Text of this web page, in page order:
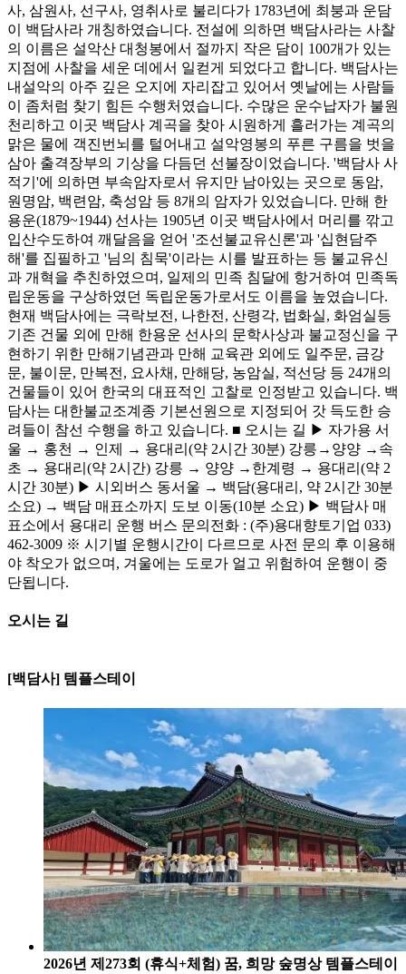
사, 삼원사, 선구사, 영취사로 불리다가 1783년에 최붕과 운담
이 백담사라 개칭하였습니다. 전설에 의하면 백담사라는 사찰
의 이름은 설악산 대청봉에서 절까지 작은 담이 100개가 있는
지점에 사찰을 세운 데에서 일컫게 되었다고 합니다. 백담사는
내설악의 아주 깊은 오지에 자리잡고 있어서 옛날에는 사람들
이 좀처럼 찾기 힘든 수행처였습니다. 수많은 운수납자가 불원
천리하고 이곳 백담사 계곡을 찾아 시원하게 흘러가는 계곡의
맑은 물에 객진번뇌를 털어내고 설악영봉의 푸른 구름을 벗을
삼아 출격장부의 기상을 다듬던 선불장이었습니다. '백담사 사
적기'에 의하면 부속암자로서 유지만 남아있는 곳으로 동암,
원명암, 백련암, 축성암 등 8개의 암자가 있었습니다. 만해 한
용운(1879~1944) 선사는 1905년 이곳 백담사에서 머리를 깎고
입산수도하여 깨달음을 얻어 '조선불교유신론'과 '십현담주
해'를 집필하고 '님의 침묵'이라는 시를 발표하는 등 불교유신
과 개혁을 추친하였으며, 일제의 민족 침달에 항거하여 민족독
립운동을 구상하였던 독립운동가로서도 이름을 높였습니다.
현재 백담사에는 극락보전, 나한전, 산령각, 법화실, 화엄실등
기존 건물 외에 만해 한용운 선사의 문학사상과 불교정신을 구
현하기 위한 만해기념관과 만해 교육관 외에도 일주문, 금강
문, 불이문, 만복전, 요사채, 만해당, 농암실, 적선당 등 24개의
건물들이 있어 한국의 대표적인 고찰로 인정받고 있습니다. 백
담사는 대한불교조계종 기본선원으로 지정되어 갓 득도한 승
려들이 참선 수행을 하고 있습니다. ■ 오시는 길 ▶ 자가용 서
울 → 홍천 → 인제 → 용대리(약 2시간 30분) 강릉→양양 →속
초 → 용대리(약 2시간) 강릉 → 양양 →한계령 → 용대리(약 2
시간 30분) ▶ 시외버스 동서울 → 백담(용대리, 약 2시간 30분
소요) → 백담 매표소까지 도보 이동(10분 소요) ▶ 백담사 매
표소에서 용대리 운행 버스 문의전화 : (주)용대향토기업 033)
462-3009 ※ 시기별 운행시간이 다르므로 사전 문의 후 이용해
야 착오가 없으며, 겨울에는 도로가 얼고 위험하여 운행이 중
단됩니다.
오시는 길
[백담사]
로 746
전화:033-462-5565
[백담사] 템플스테이
2026년 제273회 (휴식+체험) 꿈, 희망 숲명상 템플스테이